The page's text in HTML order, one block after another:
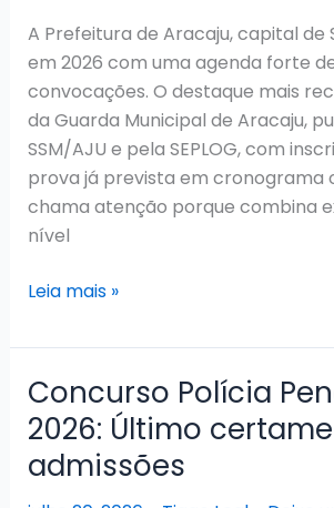
A Prefeitura de Aracaju, capital de
em 2026 com uma agenda forte
convocações. O destaque mais
da Guarda Municipal de Aracaju,
SSM/AJU e pela SEPLOG, com
prova já prevista em cronograma
chama atenção porque combina
nível
Concurso
de
Aracaju
2026:
Edital
da
Leia mais »
Concurso Polícia
2026: Último
admissões